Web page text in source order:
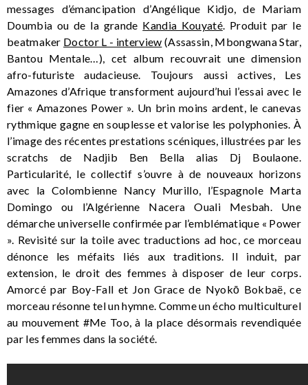
messages d’émancipation d’Angélique Kidjo, de Mariam
Doumbia ou de la grande Kandia Kouyaté. Produit par le
beatmaker Doctor L - interview (Assassin, Mbongwana Star,
Bantou Mentale…), cet album recouvrait une dimension
afro-futuriste audacieuse. Toujours aussi actives, Les
Amazones d’Afrique transforment aujourd’hui l’essai avec le
fier « Amazones Power ». Un brin moins ardent, le canevas
rythmique gagne en souplesse et valorise les polyphonies. À
l’image des récentes prestations scéniques, illustrées par les
scratchs de Nadjib Ben Bella alias Dj Boulaone.
Particularité, le collectif s’ouvre à de nouveaux horizons
avec la Colombienne Nancy Murillo, l’Espagnole Marta
Domingo ou l’Algérienne Nacera Ouali Mesbah. Une
démarche universelle confirmée par l’emblématique « Power
». Revisité sur la toile avec traductions ad hoc, ce morceau
dénonce les méfaits liés aux traditions. Il induit, par
extension, le droit des femmes à disposer de leur corps.
Amorcé par Boy-Fall et Jon Grace de Nyokō Bokbaë, ce
morceau résonne tel un hymne. Comme un écho multiculturel
au mouvement #Me Too, à la place désormais revendiquée
par les femmes dans la société.